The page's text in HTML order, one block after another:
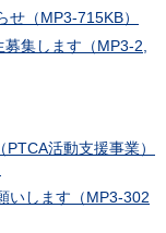
（MP3-715KB）
集します（MP3-2,
活動支援事業）
いします（MP3-302